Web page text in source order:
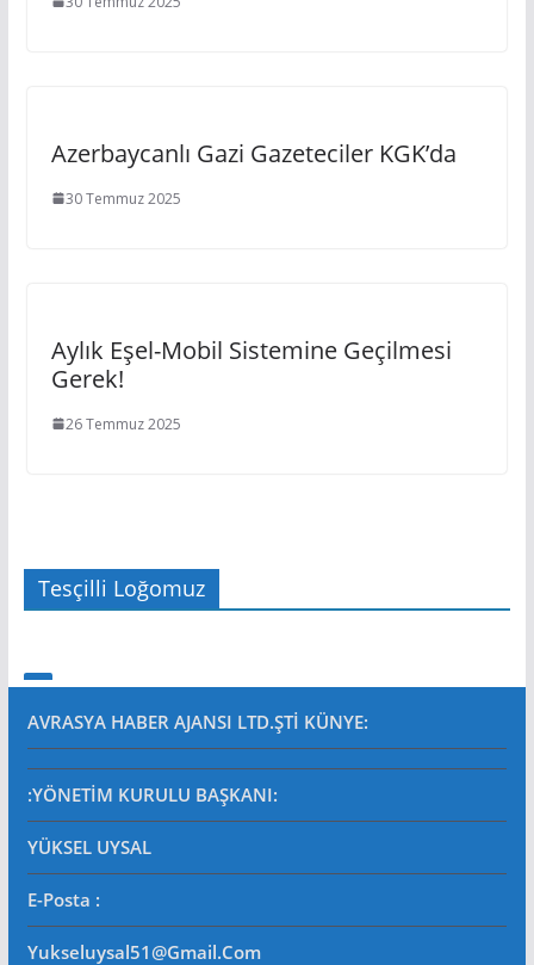
Azerbaycanlı Gazi Gazeteciler KGK’da
30 Temmuz 2025
Aylık Eşel-Mobil Sistemine Geçilmesi
Gerek!
26 Temmuz 2025
Tesçilli Loğomuz
AVRASYA HABER AJANSI LTD.ŞTİ KÜNYE:
:YÖNETİM KURULU BAŞKANI:
YÜKSEL UYSAL
E-Posta :
Yukseluysal51@gmail.com